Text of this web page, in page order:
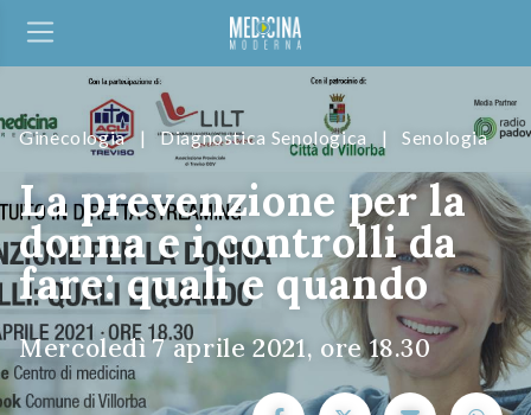
Ginecologia | Diagnostica Senologica | Senologia
La prevenzione per la
donna e i controlli da
fare: quali e quando
Mercoledì 7 aprile 2021, ore 18.30